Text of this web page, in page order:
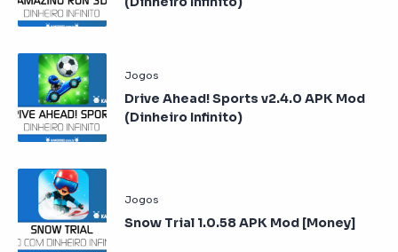
Drive Ahead! Sports v2.4.0 APK Mod
(Dinheiro Infinito)
Snow Trial 1.0.58 APK Mod [Money]